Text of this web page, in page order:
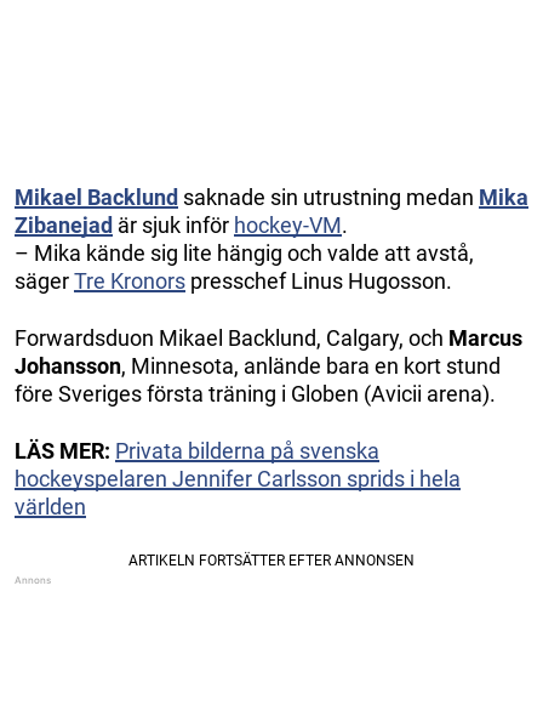
Mikael Backlund saknade sin utrustning medan Mika
Zibanejad är sjuk inför hockey-VM.
– Mika kände sig lite hängig och valde att avstå,
sägerTre Kronors presschef Linus Hugosson.
Forwardsduon Mikael Backlund, Calgary, och Marcus
Johansson, Minnesota, anlände bara en kort stund
före Sveriges första träning i Globen (Avicii arena).
LÄS MER: Privata bilderna på svenska
hockeyspelaren Jennifer Carlsson sprids i hela
världen